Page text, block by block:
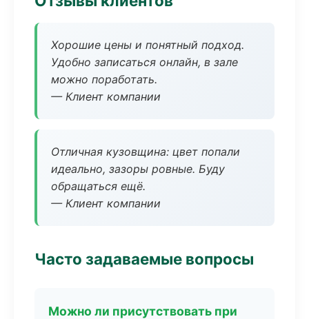
Хорошие цены и понятный подход.
Удобно записаться онлайн, в зале
можно поработать.
— Клиент компании
Отличная кузовщина: цвет попали
идеально, зазоры ровные. Буду
обращаться ещё.
— Клиент компании
Часто задаваемые вопросы
Можно ли присутствовать при